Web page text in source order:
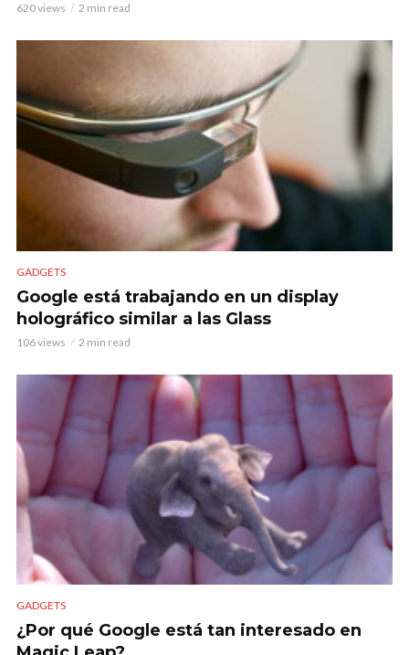
620 views 2 min read
GADGETS
Google está trabajando en un display
holográfico similar a las Glass
106 views 2 min read
GADGETS
¿Por qué Google está tan interesado en